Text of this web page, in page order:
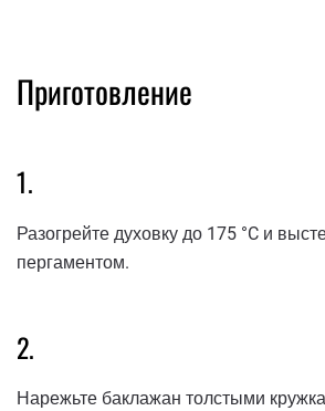
Приготовление
1.
Разогрейте духовку до 175 °C и
пергаментом.
2.
Нарежьте баклажан толстыми